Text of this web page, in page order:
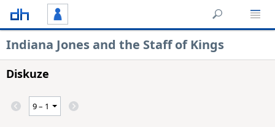
Indiana Jones and the Staff of Kings
Diskuze